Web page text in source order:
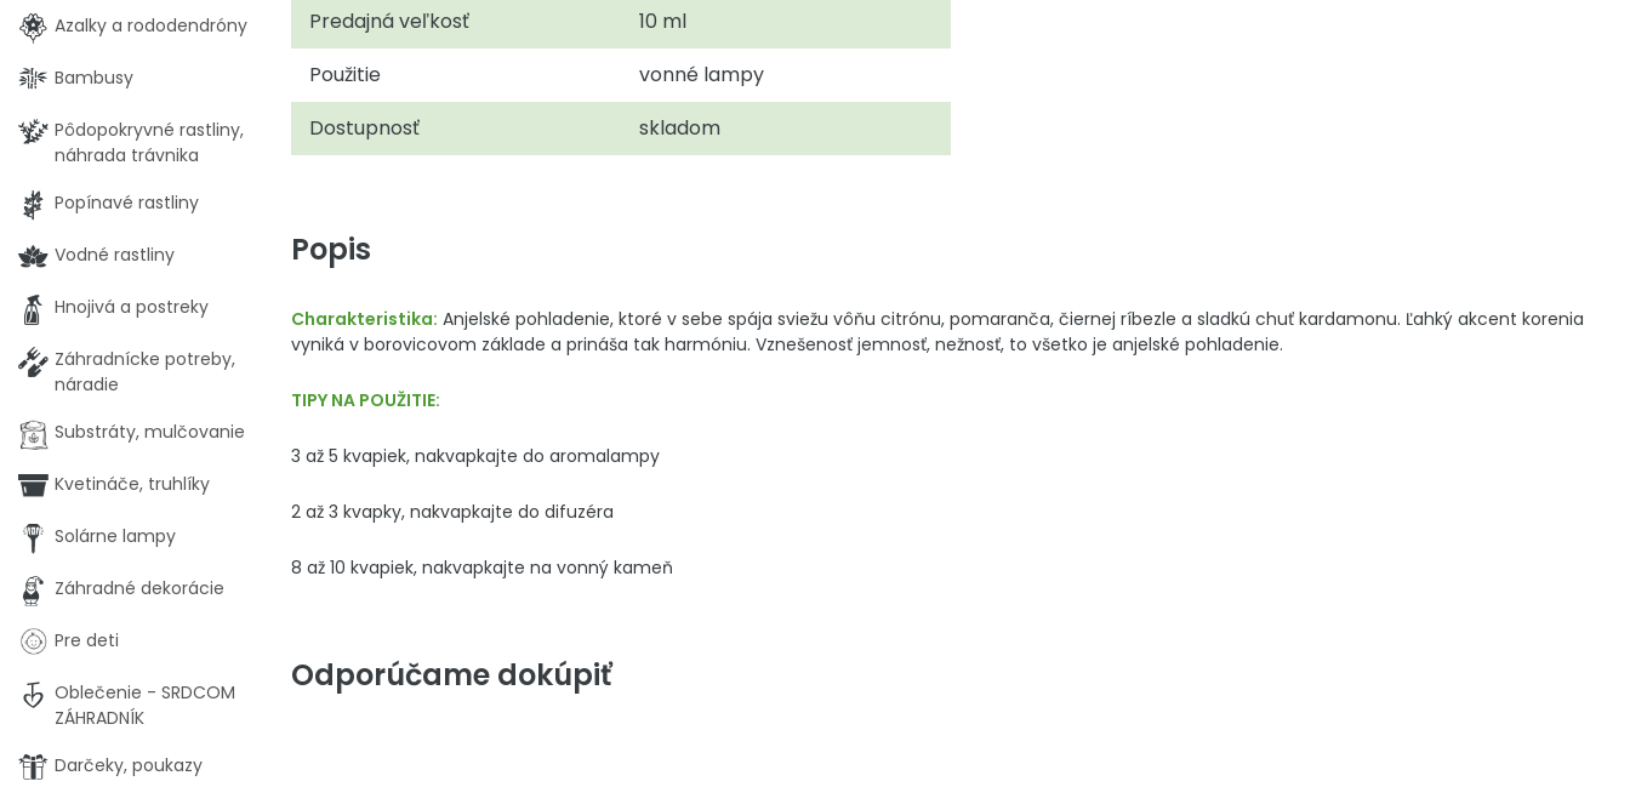
Predajná veľkosť
10 ml
Použitie
vonné lampy
Dostupnosť
skladom
Popis
Charakteristika: Anjelské pohladenie, ktoré v sebe spája sviežu vôňu citrónu, pomaranča, čiernej ríbezle a sladkú chuť kardamonu. Ľahký akcent korenia
vyniká v borovicovom základe a prináša tak harmóniu. Vznešenosť jemnosť, nežnosť, to všetko je anjelské pohladenie.
TIPY NA POUŽITIE:
3 až 5 kvapiek, nakvapkajte do aromalampy
2 až 3 kvapky, nakvapkajte do difuzéra
8 až 10 kvapiek, nakvapkajte na vonný kameň
Odporúčame dokúpiť
Azalky a rododendróny
Bambusy
Pôdopokryvné rastliny,
náhrada trávnika
Popínavé rastliny
Vodné rastliny
Hnojivá a postreky
Záhradnícke potreby,
náradie
Substráty, mulčovanie
Kvetináče, truhlíky
Solárne lampy
Záhradné dekorácie
Pre deti
Oblečenie - SRDCOM
ZÁHRADNÍK
Darčeky, poukazy